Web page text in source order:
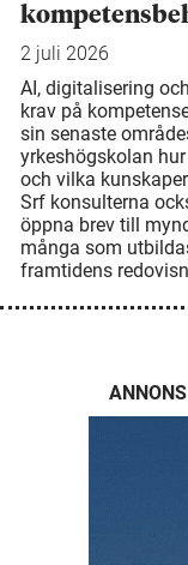
2 juli 2026
AI, digitalisering
krav på
sin senaste
yrkeshögskolan
och vilka
Srf konsulterna
öppna brev till
många som
framtidens
ANNONS